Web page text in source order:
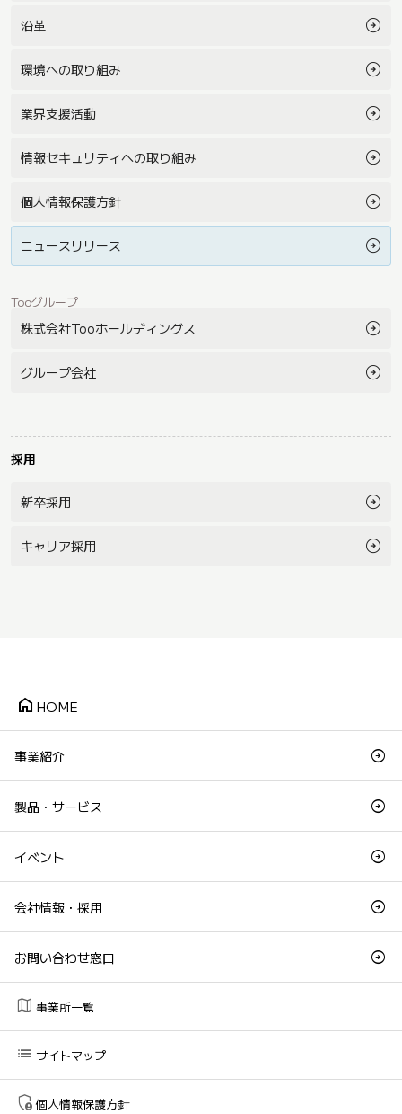
沿革
環境への取り組み
業界支援活動
情報セキュリティへの取り組み
個人情報保護方針
ニュースリリース
Tooグループ
株式会社Tooホールディングス
グループ会社
採用
新卒採用
キャリア採用
home HOME
事業紹介
製品・サービス
イベント
会社情報・採用
お問い合わせ窓口
map 事業所一覧
list サイトマップ
admin_panel_settings 個人情報保護方針